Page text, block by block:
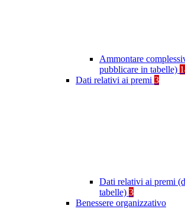
Ammontare
pubblicare in tabelle)
Dati relativi ai premi 3
Dati relativi ai premi
tabelle) 3
Benessere organizzativo